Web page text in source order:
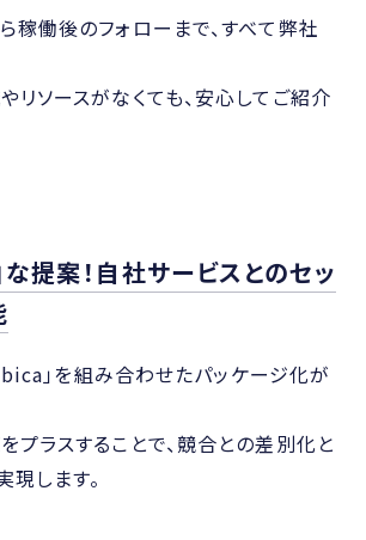
稼働後のフォローまで、すべて弊社
リソースがなくても、安心してご紹介
提案！自社サービスとのセッ
」を組み合わせたパッケージ化が
プラスすることで、競合との差別化と
します。